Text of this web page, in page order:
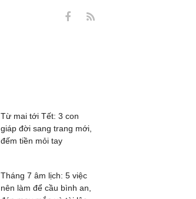
Từ mai tới Tết: 3 con
giáp đời sang trang mới,
đếm tiền mỏi tay
Tháng 7 âm lịch: 5 việc
nên làm để cầu bình an,